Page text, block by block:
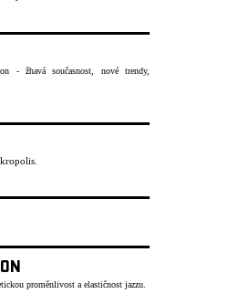
- žhavá současnost, nové trendy,
proměnlivost a elastičnost jazzu.